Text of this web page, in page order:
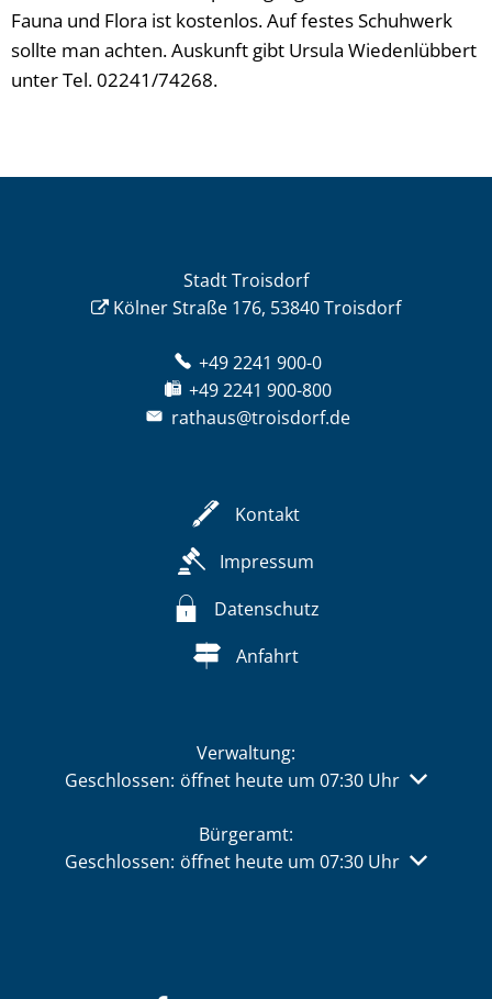
Fauna und Flora ist kostenlos. Auf festes Schuhwerk
sollte man achten. Auskunft gibt Ursula Wiedenlübbert
unter Tel. 02241/74268.
Stadt Troisdorf
Kölner Straße 176, 53840 Troisdorf
+49 2241 900-0
+49 2241 900-800
rathaus@troisdorf.de
Kontakt
Impressum
Datenschutz
Anfahrt
Verwaltung:
Klicken, um weitere Öffnungs- oder Schließzeiten
Geschlossen: öffnet heute um 07:30 Uhr
Bürgeramt:
Klicken, um weitere Öffnungs- oder Schließzeiten
Geschlossen: öffnet heute um 07:30 Uhr